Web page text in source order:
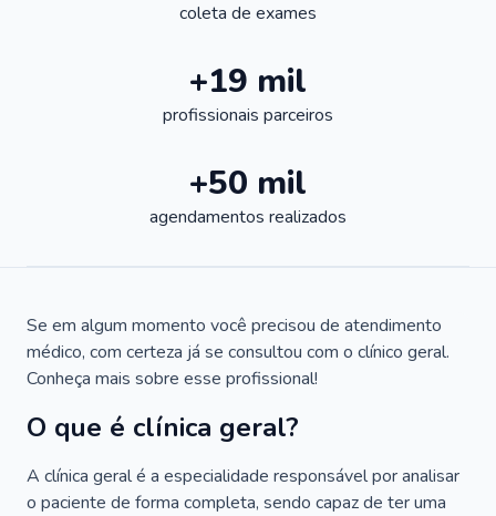
coleta de exames
+19 mil
profissionais parceiros
+50 mil
agendamentos realizados
Se em algum momento você precisou de atendimento
médico, com certeza já se consultou com o clínico geral.
Conheça mais sobre esse profissional!
O que é clínica geral?
A clínica geral é a especialidade responsável por analisar
o paciente de forma completa, sendo capaz de ter uma